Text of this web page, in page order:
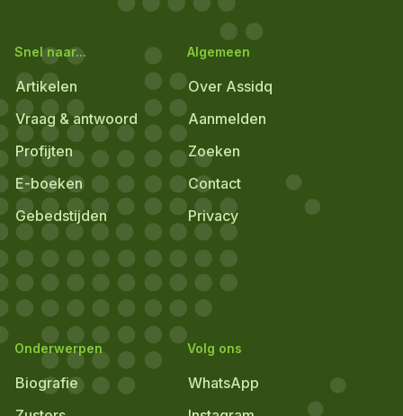
Snel naar...
Artikelen
Vraag & antwoord
Profijten
E-boeken
Gebedstijden
Algemeen
Over Assidq
Aanmelden
Zoeken
Contact
Privacy
Onderwerpen
Biografie
Volg ons
WhatsApp